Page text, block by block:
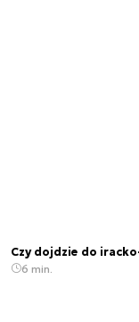
Czy dojdzie do
6 min.